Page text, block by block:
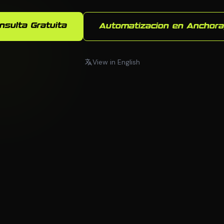
Gratuita Automatizacion en
View in English